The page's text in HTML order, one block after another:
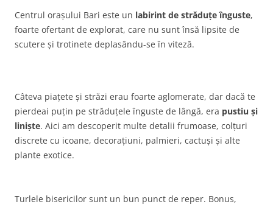
Centrul orașului Bari este un labirint de străduțe înguste,
foarte ofertant de explorat, care nu sunt însă lipsite de
scutere și trotinete deplasându-se în viteză.
Câteva piațete și străzi erau foarte aglomerate, dar dacă te
pierdeai puțin pe străduțele înguste de lângă, era pustiu și
liniște. Aici am descoperit multe detalii frumoase, colțuri
discrete cu icoane, decorațiuni, palmieri, cactuși și alte
plante exotice.
Turlele bisericilor sunt un bun punct de reper. Bonus,